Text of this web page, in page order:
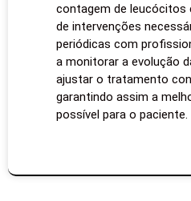
contagem de leucócitos
de intervenções
periódicas com
a monitorar a evolução
ajustar o tratamento
garantindo assim a
possível para o paciente.